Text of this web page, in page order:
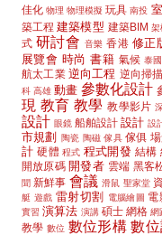
佳化 物理 物理模擬 玩具 南投
築工程 建築模型 建築BIM 架
式 研討會 音樂 香港 修正
展覽會 時尚 書籍 氣候 泰國
航太工業 逆向工程 逆向掃描
科 高雄 動畫 參數化設計
現 教育 教學 教學影片
設計 眼鏡 船舶設計 設計 設
市規劃 陶瓷 陶磁 傢具 傢俱
計 硬體 程式 程式開發 結構
開放原碼 開發者 雲端 黑客
聞 新鮮事 會議 滑鼠 聖家堂
艇 遊戲 雷射切割 電腦繪圖 電
實習 演算法 演講 碩士 網格 網
教學 數位 數位形構 數